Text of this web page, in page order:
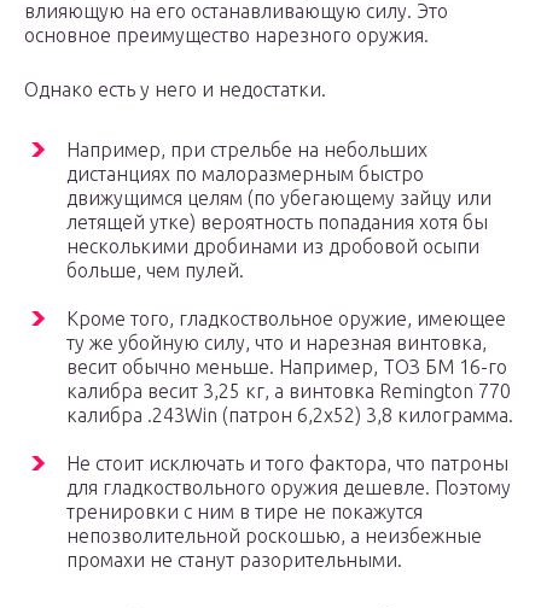
влияющую на его останавливающую силу. Это
основное преимущество нарезного оружия.
Однако есть у него и недостатки.
Например, при стрельбе на небольших
дистанциях по малоразмерным быстро
движущимся целям (по убегающему зайцу или
летящей утке) вероятность попадания хотя бы
несколькими дробинами из дробовой осыпи
больше, чем пулей.
Кроме того, гладкоствольное оружие, имеющее
ту же убойную силу, что и нарезная винтовка,
весит обычно меньше. Например, ТОЗ БМ 16-го
калибра весит 3,25 кг, а винтовка Remington 770
калибра .243Win (патрон 6,2х52) 3,8 килограмма.
Не стоит исключать и того фактора, что патроны
для гладкоствольного оружия дешевле. Поэтому
тренировки с ним в тире не покажутся
непозволительной роскошью, а неизбежные
промахи не станут разорительными.